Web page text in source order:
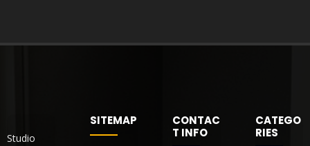
Studio
SITEMAP
CONTAC
T INFO
CATEGO
RIES